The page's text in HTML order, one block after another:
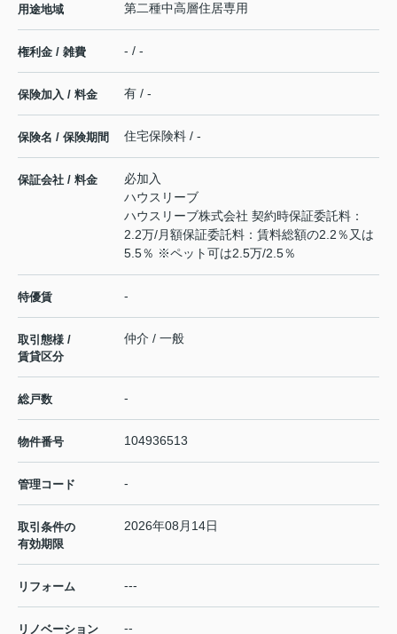
用途地域 第二種中高層住居専用
権利金 / 雑費 - / -
保険加入 / 料金 有 / -
保険名 / 保険期間 住宅保険料 / -
保証会社 / 料金
必加入
ハウスリーブ
ハウスリーブ株式会社 契約時保証委託料：
2.2万/月額保証委託料：賃料総額の2.2％又は
5.5％ ※ペット可は2.5万/2.5％
特優賃 -
取引態様 /
賃貸区分
仲介 / 一般
総戸数 -
物件番号 104936513
管理コード -
取引条件の
有効期限
2026年08月14日
リフォーム ---
リノベーション --